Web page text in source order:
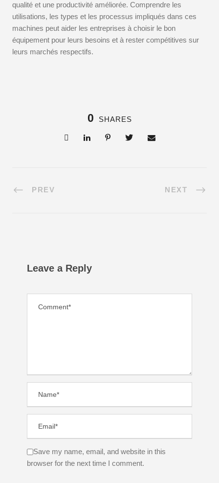
qualité et une productivité améliorée. Comprendre les
utilisations, les types et les processus impliqués dans ces
machines peut aider les entreprises à choisir le bon
équipement pour leurs besoins et à rester compétitives sur
leurs marchés respectifs.
0 SHARES
PREV NEXT
Leave a Reply
Save my name, email, and website in this
browser for the next time I comment.